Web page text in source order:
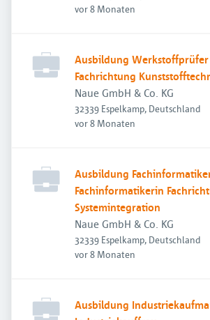
Veröffentlicht:
vor 8 Monaten
Ausbildung Werkstoffprüfer
Fachrichtung
Naue GmbH & Co. KG
32339 Espelkamp, Deutschland
Veröffentlicht:
vor 8 Monaten
Ausbildung
Fachinformatikerin
Systemintegration
Naue GmbH & Co. KG
32339 Espelkamp, Deutschland
Veröffentlicht:
vor 8 Monaten
Ausbildung